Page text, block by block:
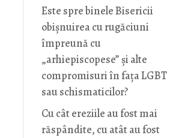
Este spre binele Bisericii
obișnuirea cu rugăciuni
împreună cu
„arhiepiscopese” și alte
compromisuri în fața LGBT
sau schismaticilor?
Cu cât ereziile au fost mai
răspândite, cu atât au fost